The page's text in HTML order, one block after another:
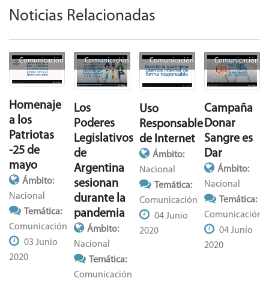
Noticias Relacionadas
Comunicación
Homenaje
a los
Patriotas
-25 de
mayo
Ámbito:
Nacional
Temática:
Comunicación
03 Junio
2020
Comunicación
Los
Poderes
Legislativos
de
Argentina
sesionan
durante la
pandemia
Ámbito:
Nacional
Temática:
Comunicación
Comunicación
Uso
Responsable
de Internet
Ámbito:
Nacional
Temática:
Comunicación
04 Junio
2020
Comunicación
Campaña
Donar
Sangre es
Dar
Ámbito:
Nacional
Temática:
Comunicación
04 Junio
2020